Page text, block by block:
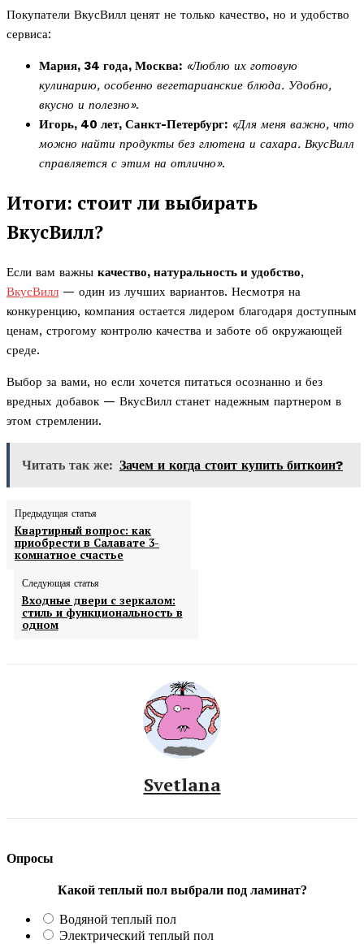
Покупатели ВкусВилл ценят не только качество, но и удобство
сервиса:
Мария, 34 года, Москва: «Люблю их готовую
кулинарию, особенно вегетарианские блюда. Удобно,
вкусно и полезно».
Игорь, 40 лет, Санкт-Петербург: «Для меня важно, что
можно найти продукты без глютена и сахара. ВкусВилл
справляется с этим на отлично».
Итоги: стоит ли выбирать
ВкусВилл?
Если вам важны качество, натуральность и удобство,
ВкусВилл — один из лучших вариантов. Несмотря на
конкуренцию, компания остается лидером благодаря доступным
ценам, строгому контролю качества и заботе об окружающей
среде.
Выбор за вами, но если хочется питаться осознанно и без
вредных добавок — ВкусВилл станет надежным партнером в
этом стремлении.
Читать так же: Зачем и когда стоит купить биткоин?
Предыдущая статья
Квартирный вопрос: как
приобрести в Салавате 3-
комнатное счастье
Следующая статья
Входные двери с зеркалом:
стиль и функциональность в
одном
Svetlana
Опросы
Какой теплый пол выбрали под ламинат?
Водяной теплый пол
Электрический теплый пол